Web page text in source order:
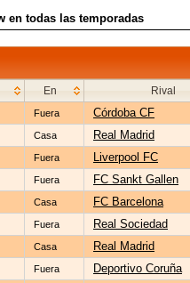
en todas las temporadas
En Rival
Fuera Córdoba CF
Casa Real Madrid
Fuera Liverpool FC
Fuera FC Sankt Gallen
Casa FC Barcelona
Fuera Real Sociedad
Casa Real Madrid
Fuera Deportivo Coruña